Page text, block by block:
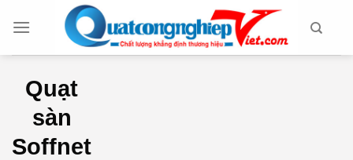
đến
Quạt
sàn
Soffnet